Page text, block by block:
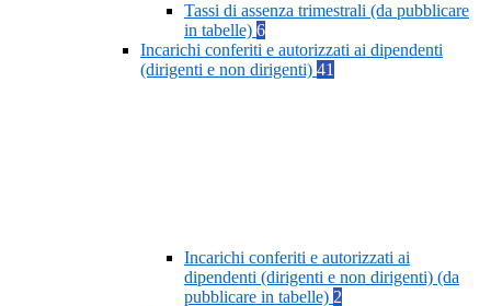
Tassi di assenza trimestrali (da pubblicare
in tabelle) 6
Incarichi conferiti e autorizzati ai dipendenti
(dirigenti e non dirigenti) 41
Incarichi conferiti e autorizzati ai
dipendenti (dirigenti e non dirigenti) (da
pubblicare in tabelle) 2